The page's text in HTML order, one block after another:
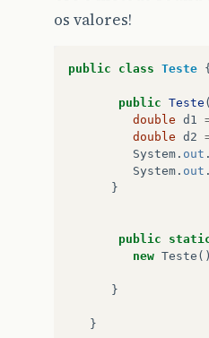
os valores!
public class Teste {
public Teste
double d1
double d2
System . out .
System . out .
}
public
new Teste
}
}